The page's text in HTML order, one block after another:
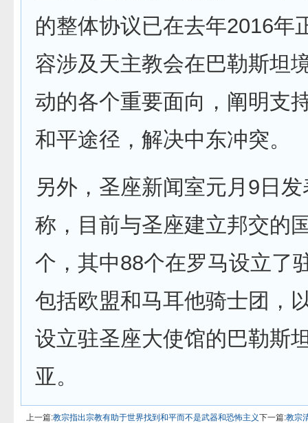
的整体协议已在去年2016年
容涉及天主教会在巴勒斯坦
动的各个重要面向，阐明支
和平途径，解决中东冲突。
另外，圣座新闻室元月9日
称，目前与圣座建立邦交的
个，其中88个在罗马设立了
包括欧盟和马耳他骑士团，
设立驻圣座大使馆的巴勒斯
亚。
上一篇:教宗指出宗教有助于世界找到和平而不是武器和恐怖主义下一篇:教宗